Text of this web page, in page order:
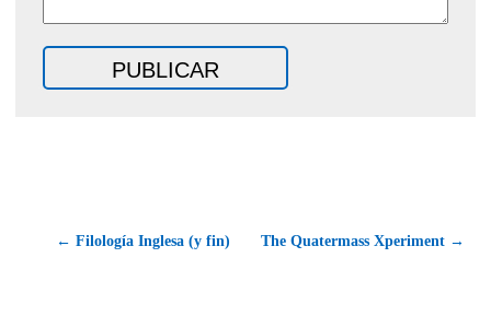
← Filología Inglesa (y fin) The Quatermass Xperiment →